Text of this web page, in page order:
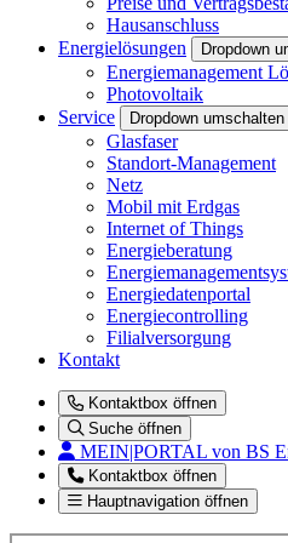
Hausanschluss
Energielösungen
Dropdown
Energiemanagement
Photovoltaik
Service
Dropdown umschalten
Glasfaser
Standort-Management
Netz
Mobil mit Erdgas
Internet of Things
Energieberatung
Energiedatenportal
Energiecontrolling
Filialversorgung
Kontakt
Kontaktbox öffnen
Suche öffnen
MEIN|PORTAL von BS
Kontaktbox öffnen
Hauptnavigation öffnen